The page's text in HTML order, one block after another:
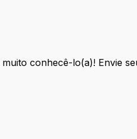
conhecê-lo(a)! Envie